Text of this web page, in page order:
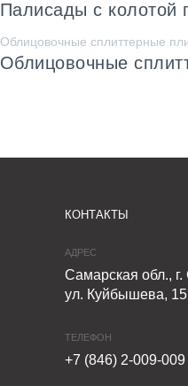
Палисады с колотой
Облицовочные сплиттерные
Облицовочные
КОНТАКТЫ
АДРЕС
Самарская обл.,
ул. Куйбышева,
ТЕЛЕФОН
+7 (846) 2-009-009